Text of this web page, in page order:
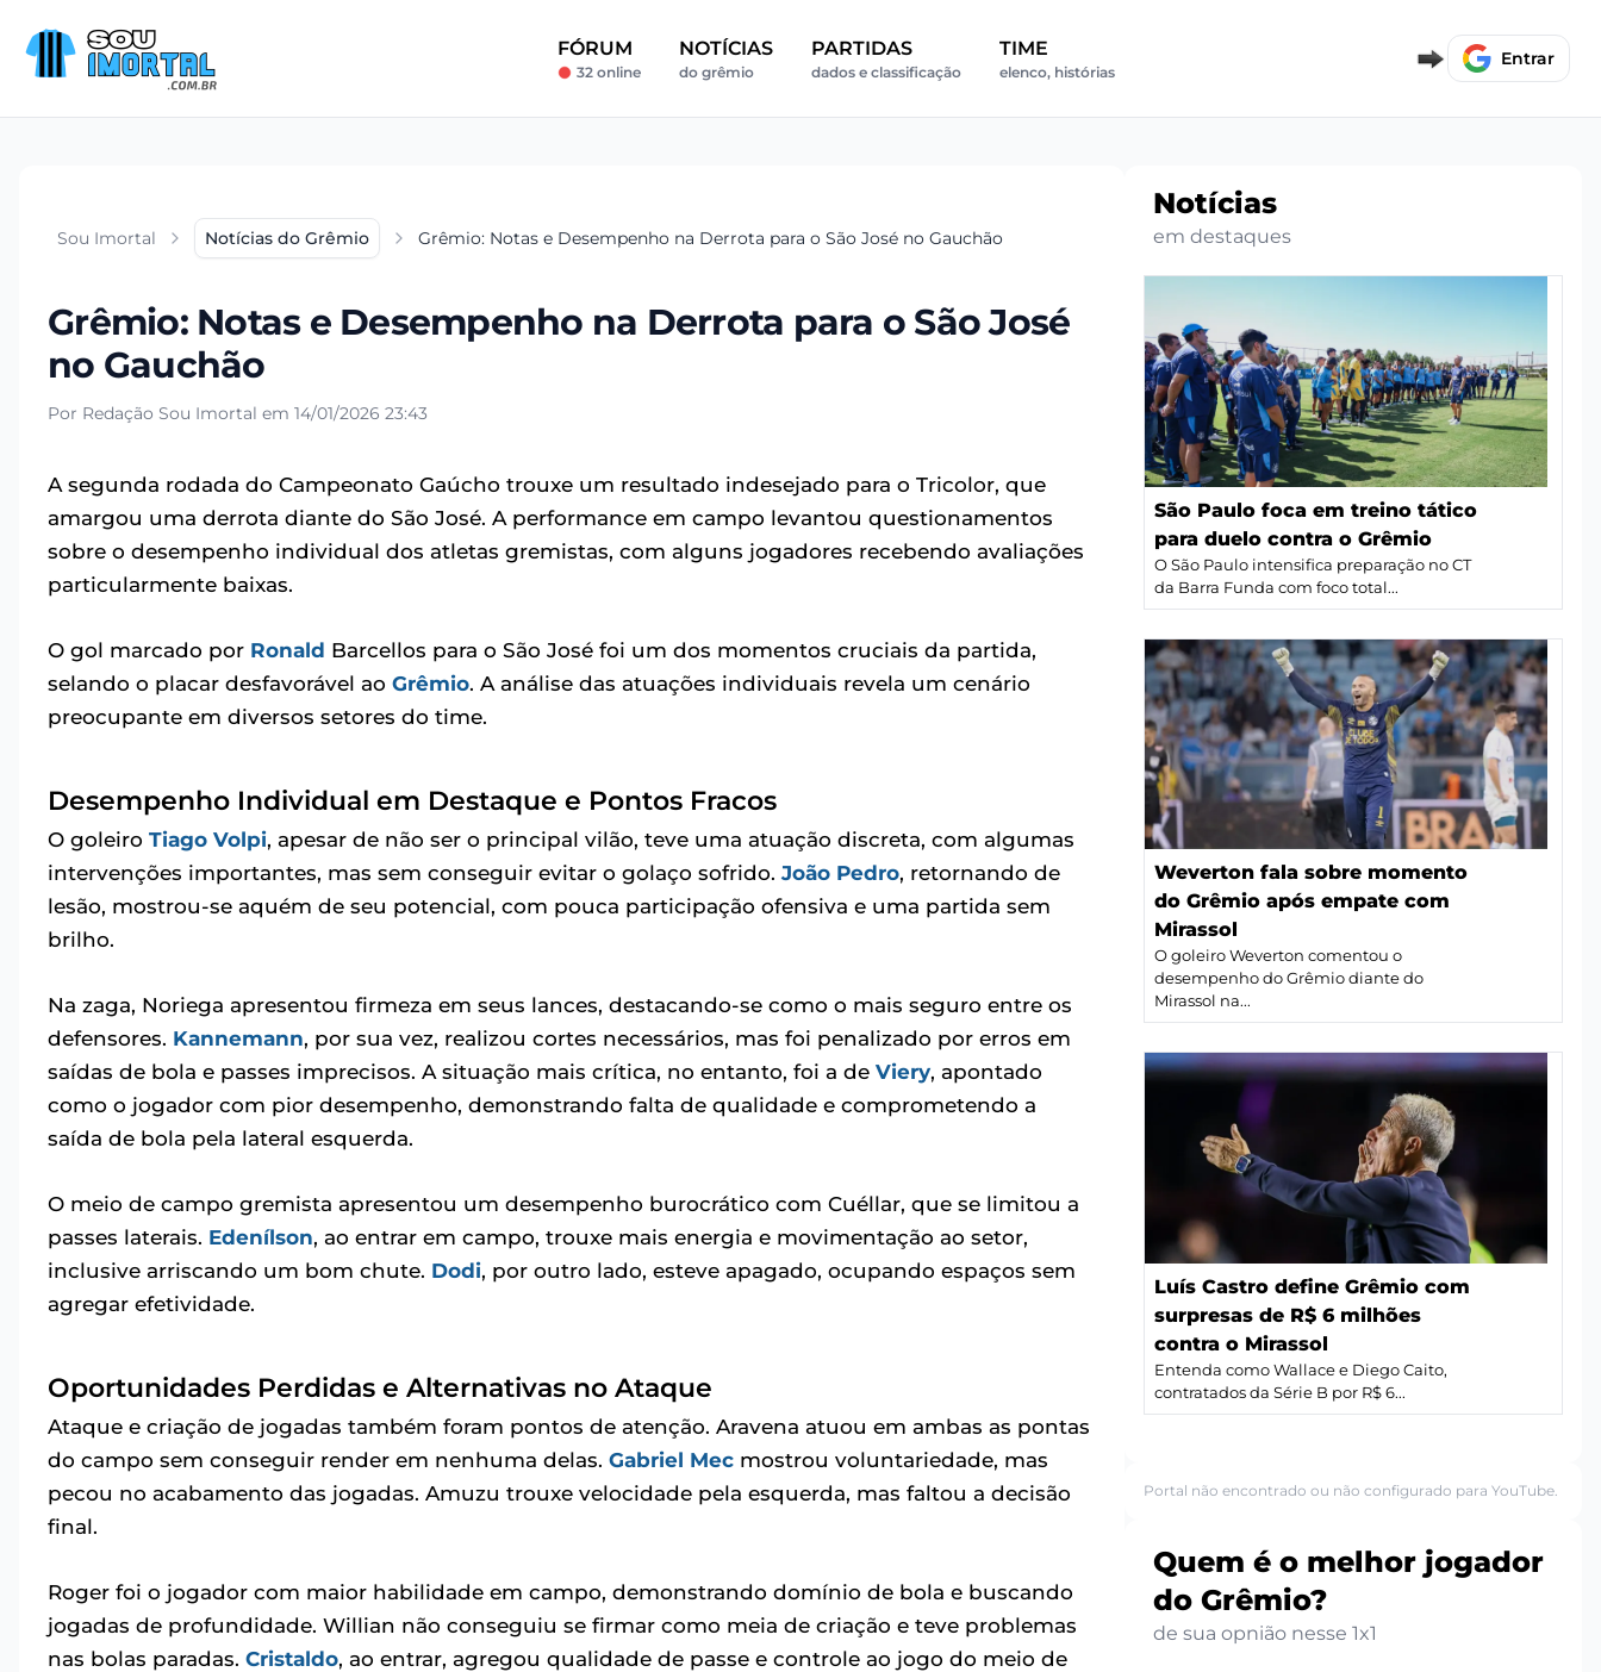
FÓRUM
32 online
NOTÍCIAS
do grêmio
PARTIDAS
dados e classificação
TIME
elenco, histórias
Entrar
Sou Imortal Notícias do Grêmio Grêmio: Notas e Desempenho na Derrota para o São José no Gauchão
Grêmio: Notas e Desempenho na Derrota para o São José
no Gauchão
Por Redação Sou Imortal em 14/01/2026 23:43
A segunda rodada do Campeonato Gaúcho trouxe um resultado indesejado para o Tricolor, que
amargou uma derrota diante do São José. A performance em campo levantou questionamentos
sobre o desempenho individual dos atletas gremistas, com alguns jogadores recebendo avaliações
particularmente baixas.
O gol marcado por Ronald Barcellos para o São José foi um dos momentos cruciais da partida,
selando o placar desfavorável ao Grêmio. A análise das atuações individuais revela um cenário
preocupante em diversos setores do time.
Desempenho Individual em Destaque e Pontos Fracos
O goleiro Tiago Volpi, apesar de não ser o principal vilão, teve uma atuação discreta, com algumas
intervenções importantes, mas sem conseguir evitar o golaço sofrido. João Pedro, retornando de
lesão, mostrou-se aquém de seu potencial, com pouca participação ofensiva e uma partida sem
brilho.
Na zaga, Noriega apresentou firmeza em seus lances, destacando-se como o mais seguro entre os
defensores. Kannemann, por sua vez, realizou cortes necessários, mas foi penalizado por erros em
saídas de bola e passes imprecisos. A situação mais crítica, no entanto, foi a de Viery, apontado
como o jogador com pior desempenho, demonstrando falta de qualidade e comprometendo a
saída de bola pela lateral esquerda.
O meio de campo gremista apresentou um desempenho burocrático com Cuéllar, que se limitou a
passes laterais. Edenílson, ao entrar em campo, trouxe mais energia e movimentação ao setor,
inclusive arriscando um bom chute. Dodi, por outro lado, esteve apagado, ocupando espaços sem
agregar efetividade.
Oportunidades Perdidas e Alternativas no Ataque
Ataque e criação de jogadas também foram pontos de atenção. Aravena atuou em ambas as pontas
do campo sem conseguir render em nenhuma delas. Gabriel Mec mostrou voluntariedade, mas
pecou no acabamento das jogadas. Amuzu trouxe velocidade pela esquerda, mas faltou a decisão
final.
Roger foi o jogador com maior habilidade em campo, demonstrando domínio de bola e buscando
jogadas de profundidade. Willian não conseguiu se firmar como meia de criação e teve problemas
nas bolas paradas. Cristaldo, ao entrar, agregou qualidade de passe e controle ao jogo do meio de
Notícias
em destaques
São Paulo foca em treino tático
para duelo contra o Grêmio
O São Paulo intensifica preparação no CT
da Barra Funda com foco total...
Weverton fala sobre momento
do Grêmio após empate com
Mirassol
O goleiro Weverton comentou o
desempenho do Grêmio diante do
Mirassol na...
Luís Castro define Grêmio com
surpresas de R$ 6 milhões
contra o Mirassol
Entenda como Wallace e Diego Caito,
contratados da Série B por R$ 6...
Portal não encontrado ou não configurado para YouTube.
Quem é o melhor jogador
do Grêmio?
de sua opnião nesse 1x1